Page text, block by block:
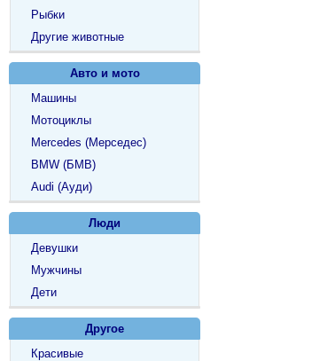
Рыбки
Другие животные
Авто и мото
Машины
Мотоциклы
Mercedes (Мерседес)
BMW (БМВ)
Audi (Ауди)
Люди
Девушки
Мужчины
Дети
Другое
Красивые